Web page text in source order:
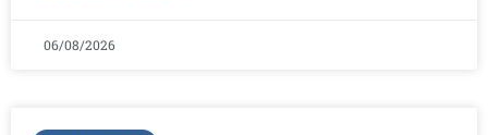
06/08/2026